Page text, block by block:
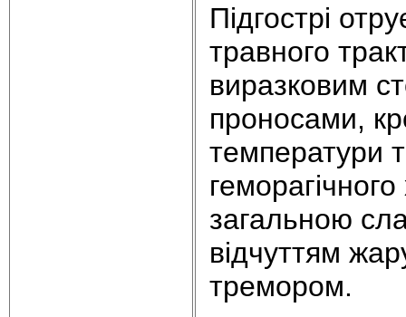
Підгострі
травного
виразковим
проносами,
температури
загальною
відчуттям
тремором.